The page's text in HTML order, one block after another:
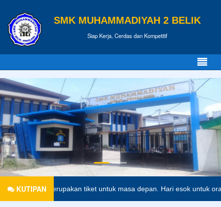
SMK MUHAMMADIYAH 2 BELIK
Siap Kerja, Cerdas dan Kompetitif
KUTIPAN
merupakan tiket untuk masa depan. Hari esok untuk orang-